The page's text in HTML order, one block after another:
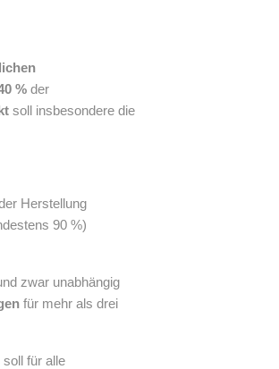
% der
soll insbesondere die
Herstellung
90 %)
zwar unabhängig
für mehr als drei
für alle